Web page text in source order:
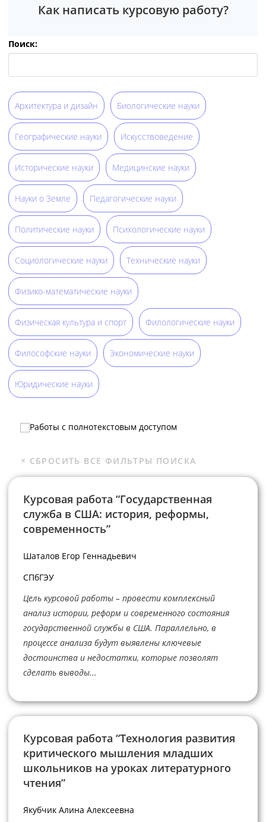
Как написать курсовую работу?
Поиск:
Архитектура и дизайн Биологические науки
Географические науки Искусствоведение
Исторические науки Медицинские науки
Науки о Земле Педагогические науки
Политические науки Психологические науки
Социологические науки Технические науки
Физико-математические науки
Физическая культура и спорт Филологические науки
Философские науки Экономические науки
Юридические науки
Работы с полнотекстовым доступом
Курсовая работа “Государственная
служба в США: история, реформы,
современность”
Шаталов Егор Геннадьевич
СПбГЭУ
Цель курсовой работы – провести комплексный
анализ истории, реформ и современного состояния
государственной службы в США. Параллельно, в
процессе анализа будут выявлены ключевые
достоинства и недостатки, которые позволят
сделать выводы...
Курсовая работа “Технология развития
критического мышления младших
школьников на уроках литературного
чтения”
Якубчик Алина Алексеевна